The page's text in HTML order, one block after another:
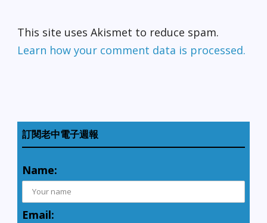
This site uses Akismet to reduce spam.
Learn how your comment data is processed.
訂閱老中電子週報
Name:
Email: